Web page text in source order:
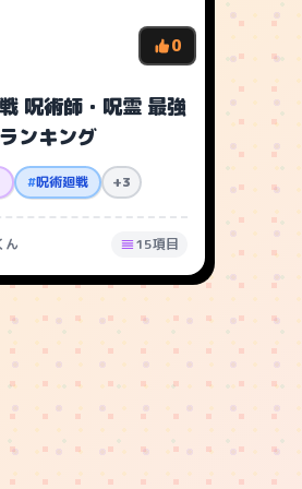
0
呪術師・呪霊 最強
ンキング
#呪術廻戦 +3
ん 15項目